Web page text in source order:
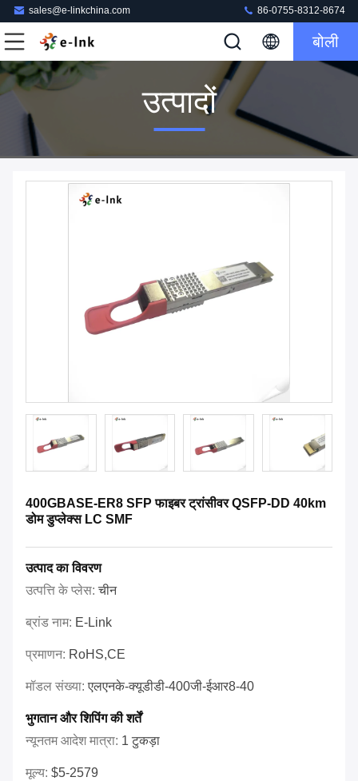
sales@e-linkchina.com 86-0755-8312-8674
बोली
उत्पादों
400GBASE-ER8 SFP फाइबर ट्रांसीवर QSFP-DD 40km
डोम डुप्लेक्स LC SMF
उत्पाद का विवरण
उत्पत्ति के प्लेस:चीन
ब्रांड नाम: E-Link
प्रमाणन: RoHS,CE
मॉडल संख्या:एलएनके-क्यूडीडी-400जी-ईआर8-40
भुगतान और शिपिंग की शर्तें
न्यूनतम आदेश मात्रा: 1 टुकड़ा
मूल्य: $5-2579